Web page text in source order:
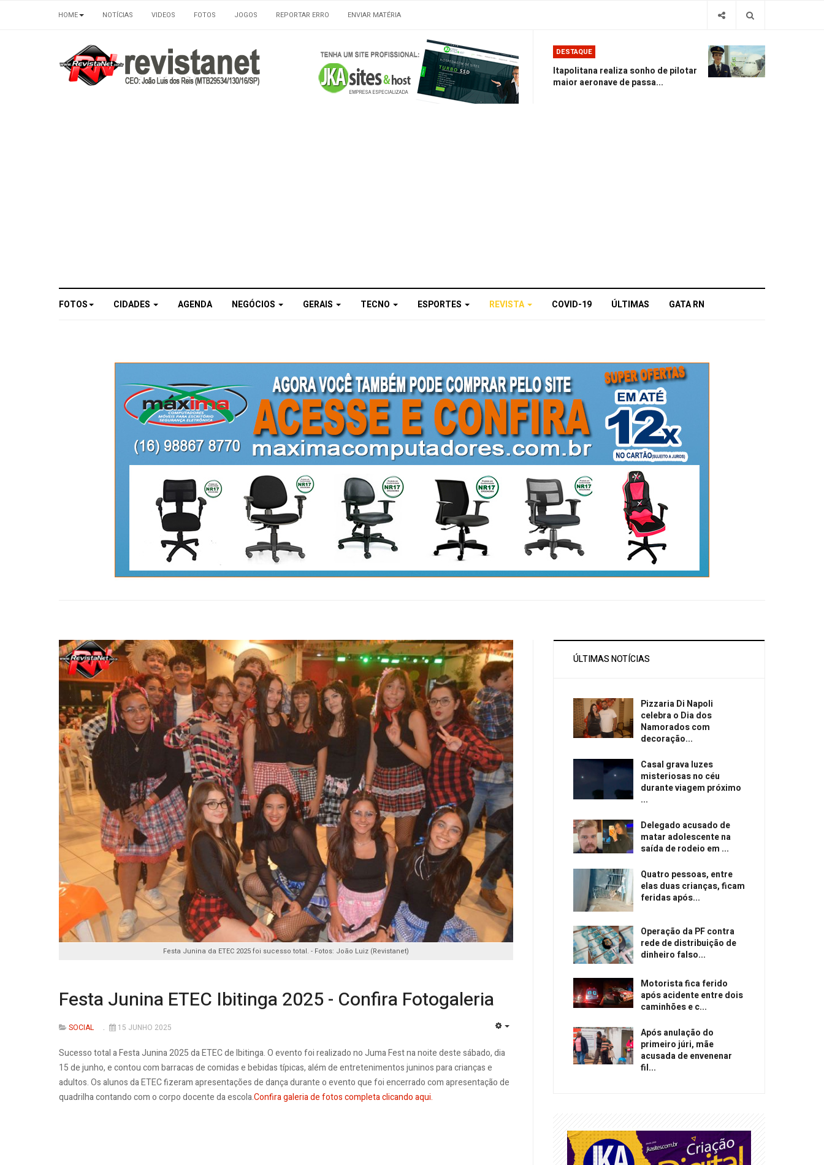
HOME NOTÍCIAS VIDEOS FOTOS JOGOS REPORTAR ERRO ENVIAR MATÉRIA
DESTAQUE
Itapolitana realiza sonho de pilotar
maior aeronave de passa...
FOTOS CIDADES AGENDA NEGÓCIOS GERAIS TECNO ESPORTES REVISTA COVID-19 ÚLTIMAS GATA RN
Festa Junina da ETEC 2025 foi sucesso total. - Fotos: João Luiz (Revistanet)
Festa Junina ETEC Ibitinga 2025 - Confira Fotogaleria
SOCIAL 15 JUNHO 2025
Sucesso total a Festa Junina 2025 da ETEC de Ibitinga. O evento foi realizado no Juma Fest na noite deste sábado, dia
15 de junho, e contou com barracas de comidas e bebidas típicas, além de entretenimentos juninos para crianças e
adultos. Os alunos da ETEC fizeram apresentações de dança durante o evento que foi encerrado com apresentação de
quadrilha contando com o corpo docente da escola.Confira galeria de fotos completa clicando aqui.
ÚLTIMAS NOTÍCIAS
Pizzaria Di Napoli
celebra o Dia dos
Namorados com
decoração...
Casal grava luzes
misteriosas no céu
durante viagem próximo
...
Delegado acusado de
matar adolescente na
saída de rodeio em ...
Quatro pessoas, entre
elas duas crianças, ficam
feridas após...
Operação da PF contra
rede de distribuição de
dinheiro falso...
Motorista fica ferido
após acidente entre dois
caminhões e c...
Após anulação do
primeiro júri, mãe
acusada de envenenar
fil...